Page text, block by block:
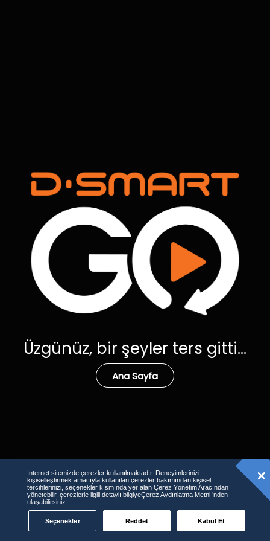
Üzgünüz, bir şeyler ters gitti...
Ana Sayfa
İnternet sitemizde çerezler kullanılmaktadır. Deneyimlerinizi
kişiselleştirmek amacıyla kullanılan çerezler bakımından kişisel
tercihlerinizi, seçenekler kısmında yer alan Çerez Yönetim Aracından
yönetebilir, çerezlerle ilgili detaylı bilgiyeÇerez Aydınlatma Metni’nden
ulaşabilirsiniz.
Seçenekler Reddet Kabul Et